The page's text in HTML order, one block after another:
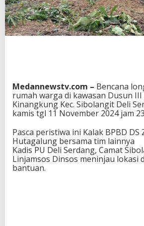
Medannewstv.com – Bencana
rumah warga di kawasan Dusun III
Kinangkung Kec. Sibolangit Deli
kamis tgl 11 November 2024 jam
Pasca peristiwa ini Kalak BPBD DS
Hutagalung bersama tim lainnya
Kadis PU Deli Serdang, Camat
Linjamsos Dinsos meninjau lokasi
bantuan.